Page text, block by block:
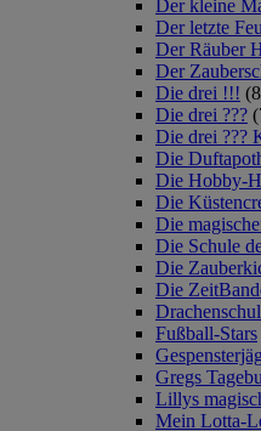
Der kleine
Der letzte
Der Räuber
Der
Die drei !!!
Die drei ???
Die drei ???
Die
Die Hobby-
Die
Die
Die Schule
Die
Die
Fußball-Stars
Gregs
Lillys
Mein Lotta-